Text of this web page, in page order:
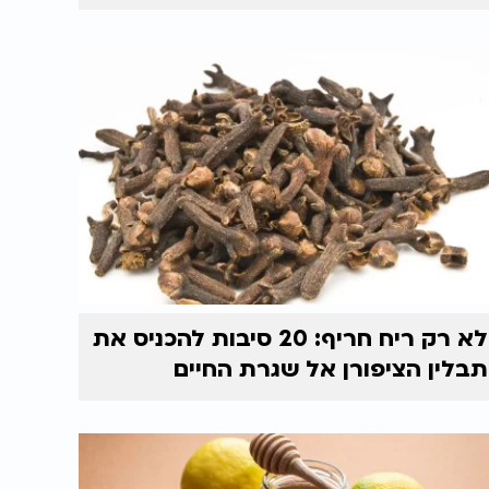
לא רק ריח חריף: 20 סיבות להכניס את
תבלין הציפורן אל שגרת החיים